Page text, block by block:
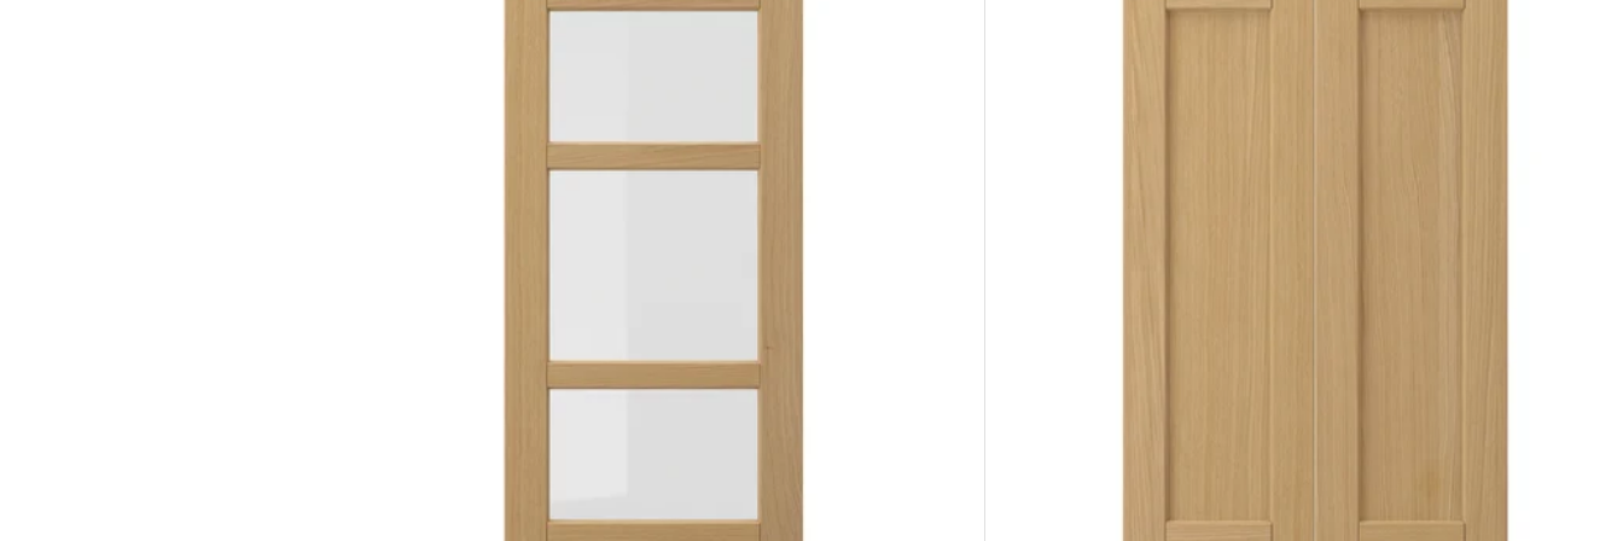
Opción: METOD, 2 frontes lavalouzas, Havstorp beixe, 60 cm Opción: METOD, Armario de parede para microondas, branco/Voxtorp branco